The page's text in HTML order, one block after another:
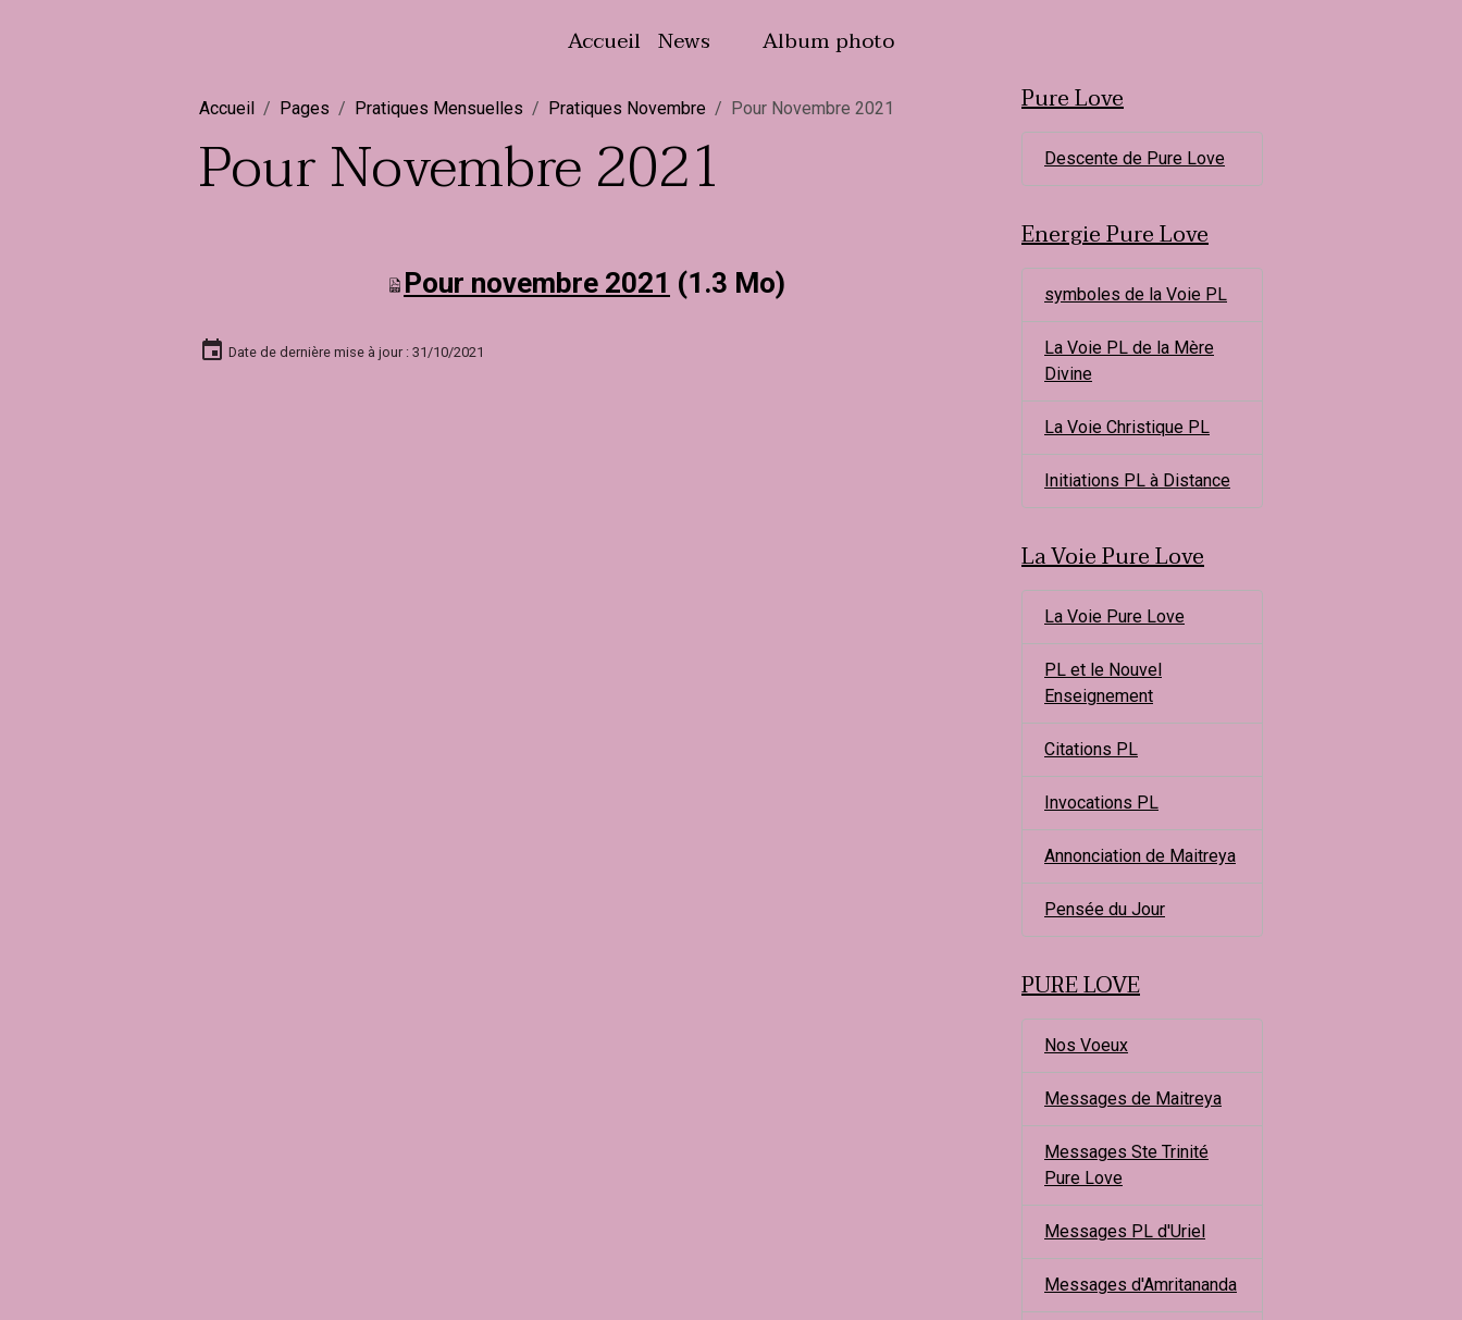
Accueil News Album photo
Accueil Pages Pratiques Mensuelles Pratiques Novembre Pour Novembre 2021
Pour Novembre 2021
Pour novembre 2021 (1.3 Mo)
Date de dernière mise à jour : 31/10/2021
Pure Love
Descente de Pure Love
Energie Pure Love
symboles de la Voie PL
La Voie PL de la Mère
Divine
La Voie Christique PL
Initiations PL à Distance
La Voie Pure Love
La Voie Pure Love
PL et le Nouvel
Enseignement
Citations PL
Invocations PL
Annonciation de Maitreya
Pensée du Jour
PURE LOVE
Nos Voeux
Messages de Maitreya
Messages Ste Trinité
Pure Love
Messages PL d'Uriel
Messages d'Amritananda